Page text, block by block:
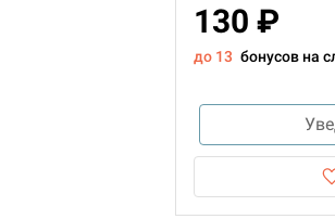
130 ₽
до 13 бонусов на